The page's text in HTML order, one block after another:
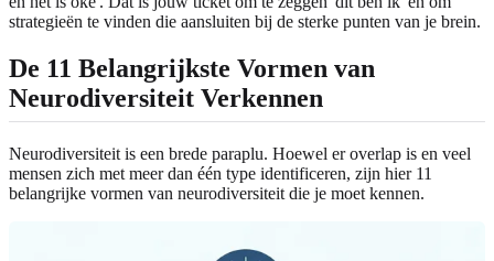
strategieën te vinden die aansluiten bij de sterke punten van je brein.
De 11 Belangrijkste Vormen van
Neurodiversiteit Verkennen
Neurodiversiteit is een brede paraplu. Hoewel er overlap is en veel
mensen zich met meer dan één type identificeren, zijn hier 11
belangrijke vormen van neurodiversiteit die je moet kennen.